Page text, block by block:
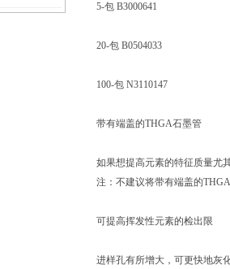
5-包 B3000641
20-包 B0504033
100-包 N3110147
带有端盖的THGA石墨管
如果想提高元素的特征质量尤
注：不建议将带有端盖的
可提高挥发性元素的检出限
进样孔有所增大，可更快地灰